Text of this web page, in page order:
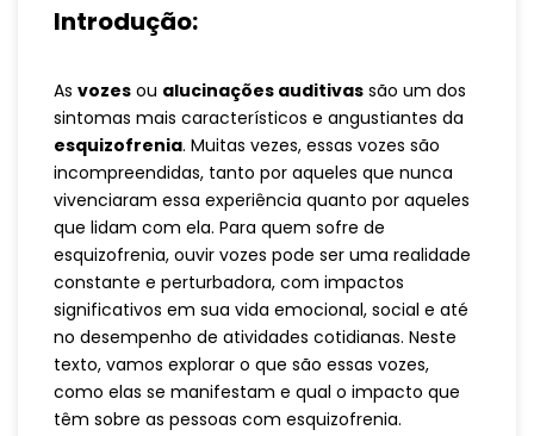
Introdução:
As vozes ou alucinações auditivas são um dos
sintomas mais característicos e angustiantes da
esquizofrenia. Muitas vezes, essas vozes são
incompreendidas, tanto por aqueles que nunca
vivenciaram essa experiência quanto por aqueles
que lidam com ela. Para quem sofre de
esquizofrenia, ouvir vozes pode ser uma realidade
constante e perturbadora, com impactos
significativos em sua vida emocional, social e até
no desempenho de atividades cotidianas. Neste
texto, vamos explorar o que são essas vozes,
como elas se manifestam e qual o impacto que
têm sobre as pessoas com esquizofrenia.